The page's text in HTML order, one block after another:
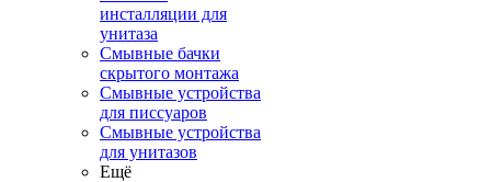
инсталляции для
унитаза
Смывные бачки
скрытого монтажа
Смывные устройства
для писсуаров
Смывные устройства
для унитазов
Ещё